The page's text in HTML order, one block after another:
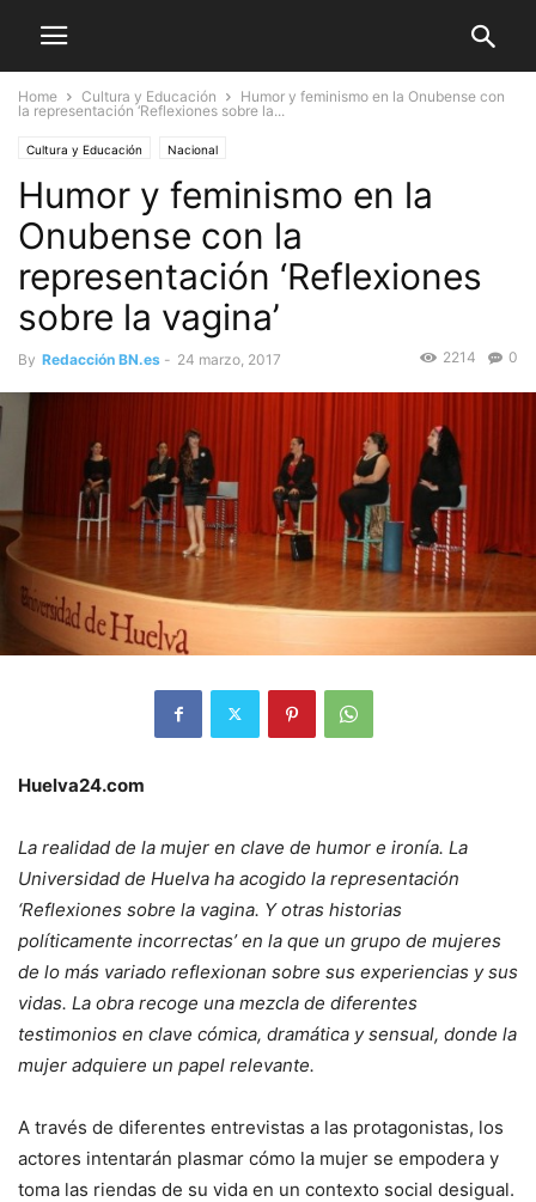
Home Cultura y Educación
Humor y feminismo en la Onubense con
la representación ‘Reflexiones sobre la...
Cultura y Educación Nacional
Humor y feminismo en la
Onubense con la
representación ‘Reflexiones
sobre la vagina’
By Redacción BN.es - 24 marzo, 2017 0
2214
Huelva24.com
La realidad de la mujer en clave de humor e ironía. La
Universidad de Huelva ha acogido la representación
‘Reflexiones sobre la vagina. Y otras historias
políticamente incorrectas’ en la que un grupo de mujeres
de lo más variado reflexionan sobre sus experiencias y sus
vidas. La obra recoge una mezcla de diferentes
testimonios en clave cómica, dramática y sensual, donde la
mujer adquiere un papel relevante.
A través de diferentes entrevistas a las protagonistas, los
actores intentarán plasmar cómo la mujer se empodera y
toma las riendas de su vida en un contexto social desigual.